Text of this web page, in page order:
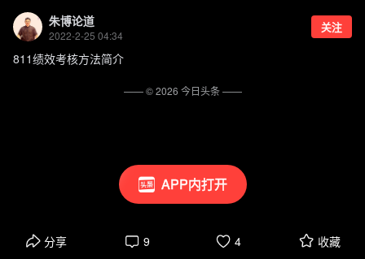
APP内打开
朱博论道
2022-2-25 04:34
关注
811绩效考核方法简介
分享 9 4 收藏
—— ©2026 今日头条——